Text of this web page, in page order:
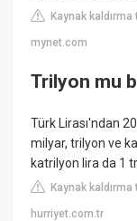
Kaynak kaldırma
mynet.com
Trilyon mu
Türk Lirası'ndan
milyar, trilyon ve
katrilyon lira da 1
Kaynak kaldırma
hurriyet.com.tr